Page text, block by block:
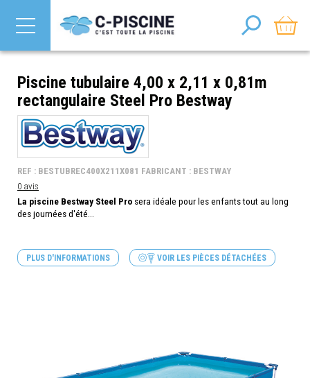
Piscine tubulaire 4,00 x 2,11 x 0,81m
rectangulaire Steel Pro Bestway
0 avis
REF : BESTUBREC400X211X081 FABRICANT : BESTWAY
La piscine Bestway Steel Pro sera idéale pour les enfants tout au long
des journées d'été...
PLUS D'INFORMATIONS VOIR LES PIÈCES DÉTACHÉES